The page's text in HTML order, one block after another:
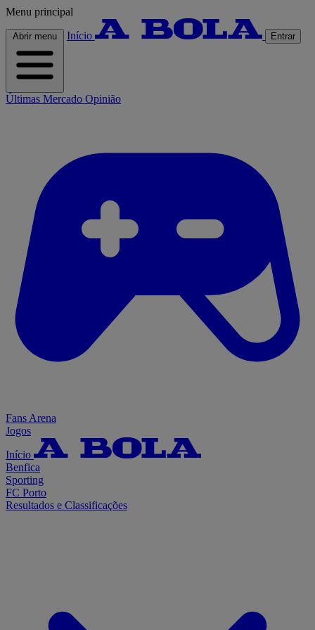
Menu principal
Abrir menu Início Entrar
Últimas Mercado Opinião
Fans Arena
Jogos
Início
Benfica
Sporting
FC Porto
Resultados e Classificações